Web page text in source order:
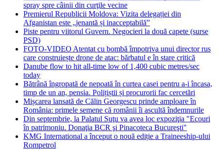
spray spre câinii din curţile vecine
Premierul Republicii Moldova: Vizita delegației din
Afganistan este „jenantă și inacceptabilă”
Piste pentru viitorul Guvern. Negocieri la două capete (surse
PSD)
FOTO-VIDEO Atentat cu bombă împotriva unui director rus
care construiește drone de atac: bărbatul e în stare critică
Danube flow to hit all-time low of 1,400 cubic metres/sec
today
Bătrână îngropată de nepoată în curtea casei pentru a-i încasa,
timp de un an, pensia. Polițiștii și procurorii fac cercetări
Mișcarea lansată de Călin Georgescu prinde amploare în
România: primele semene că românii îi ascultă îndemnurile
Din septembrie, la Palatul Suţu va avea loc expoziţia "Ecouri
în patrimoniu. Donaţia BCR şi Pinacoteca Bucureşti"
KMG International a început o nouă ediție a Traineeship-ului
Rompetrol